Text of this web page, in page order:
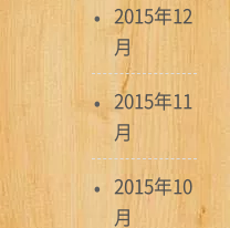
2015年12
月
2015年11
月
2015年10
月